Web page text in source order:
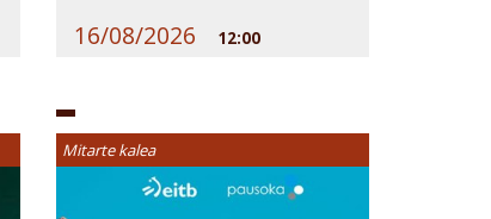
16/08/2026 12:00
Mitarte kalea